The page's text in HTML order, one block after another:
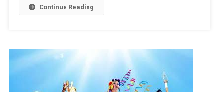
De
Continue Reading